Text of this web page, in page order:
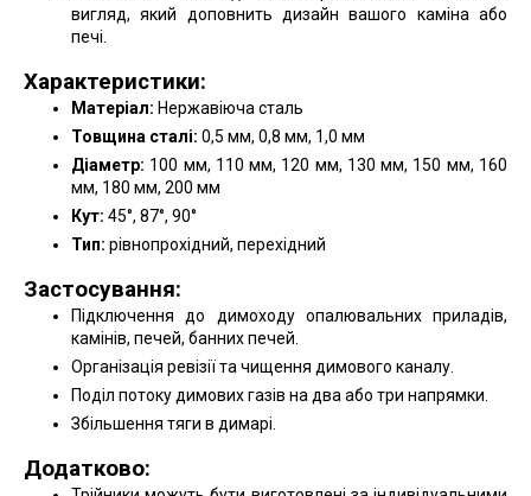
вигляд, який доповнить дизайн вашого каміна або
печі.
Характеристики:
Матеріал: Нержавіюча сталь
Товщина сталі: 0,5 мм, 0,8 мм, 1,0 мм
Діаметр: 100 мм, 110 мм, 120 мм, 130 мм, 150 мм, 160
мм, 180 мм, 200 мм
Кут: 45°, 87°, 90°
Тип: рівнопрохідний, перехідний
Застосування:
Підключення до димоходу опалювальних приладів,
камінів, печей, банних печей.
Організація ревізії та чищення димового каналу.
Поділ потоку димових газів на два або три напрямки.
Збільшення тяги в димарі.
Додатково: